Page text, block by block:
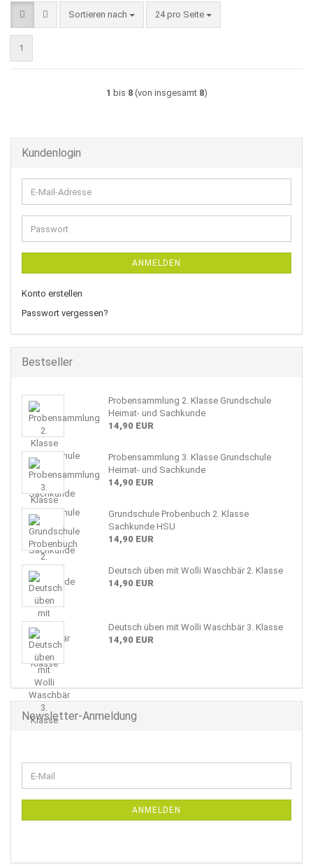
Sortieren nach
Sortieren nach 24 pro Seite
pro Seite
1
1 bis 8(von insgesamt 8)
Kundenlogin
E-
Mail-
Adresse
Passwort
ANMELDEN
Konto erstellen
Passwort vergessen?
Bestseller
Probensammlung 2. Klasse Grundschule
Heimat- und Sachkunde
14,90 EUR
Probensammlung 3. Klasse Grundschule
Heimat- und Sachkunde
14,90 EUR
Grundschule Probenbuch 2. Klasse
Sachkunde HSU
14,90 EUR
Deutsch üben mit Wolli Waschbär 2. Klasse
14,90 EUR
Deutsch üben mit Wolli Waschbär 3. Klasse
14,90 EUR
Newsletter-Anmeldung
ZUR
E-
Mail
ANMELDEN